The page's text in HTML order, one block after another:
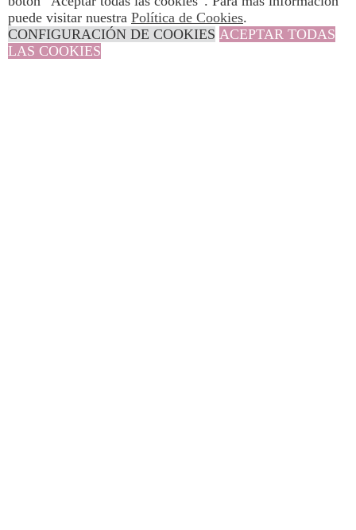
puede visitar nuestra Política de Cookies.
CONFIGURACIÓN DE COOKIES ACEPTAR TODAS
LAS COOKIES